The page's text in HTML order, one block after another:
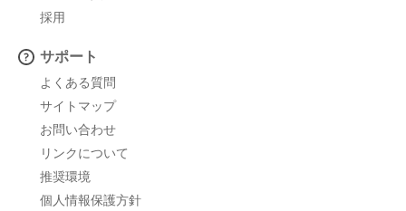
採用
サポート
よくある質問
サイトマップ
お問い合わせ
リンクについて
推奨環境
個人情報保護方針